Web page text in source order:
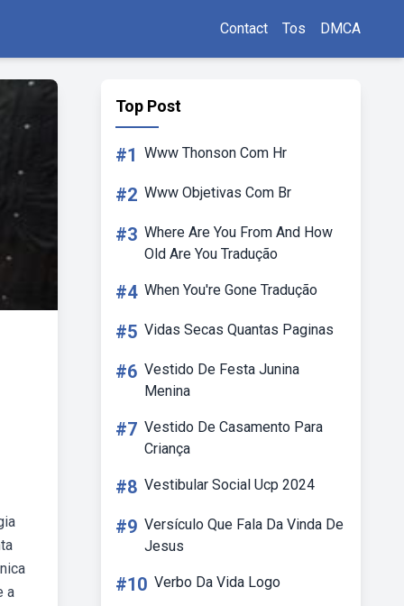
Contact Tos DMCA
a
Top Post
#1 Www Thonson Com Hr
#2 Www Objetivas Com Br
#3 Where Are You From And How
Old Are You Tradução
#4 When You're Gone Tradução
#5 Vidas Secas Quantas Paginas
#6 Vestido De Festa Junina
Menina
#7 Vestido De Casamento Para
Criança
#8 Vestibular Social Ucp 2024
#9 Versículo Que Fala Da Vinda De
Jesus
#10 Verbo Da Vida Logo